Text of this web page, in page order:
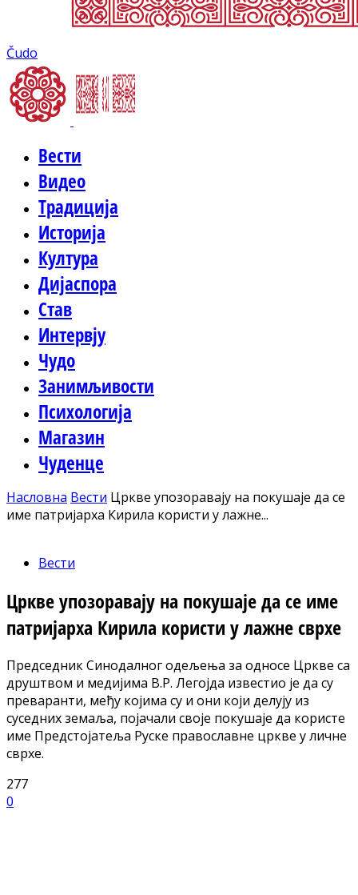
Čudo
Вести
Видео
Традиција
Историја
Култура
Дијаспора
Став
Интервју
Чудо
Занимљивости
Психологија
Магазин
Чуденце
Насловна Вести Цркве упозоравају на покушаје да се
име патријарха Кирила користи у лажне...
Вести
Цркве упозоравају на покушаје да се име
патријарха Кирила користи у лажне сврхе
Председник Синодалног одељења за односе Цркве са
друштвом и медијима В.Р. Легојда известио је да су
преваранти, међу којима су и они који делују из
суседних земаља, појачали своје покушаје да користе
име Предстојатеља Руске православне цркве у личне
сврхе.
277
0